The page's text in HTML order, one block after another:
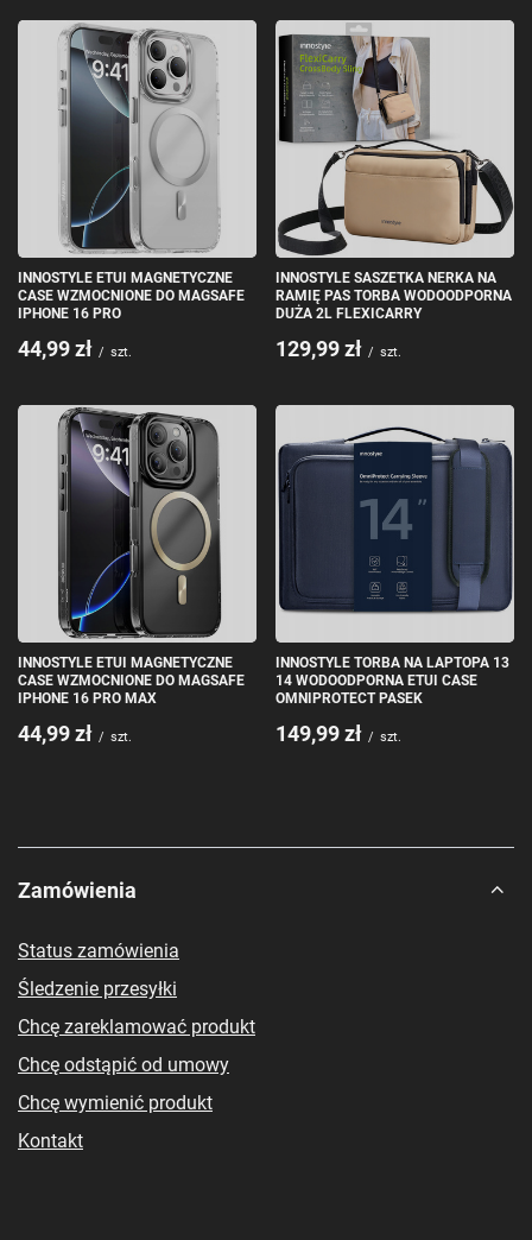
INNOSTYLE ETUI MAGNETYCZNE
CASE WZMOCNIONE DO MAGSAFE
IPHONE 16 PRO
44,99 zł / szt.
INNOSTYLE SASZETKA NERKA NA
RAMIĘ PAS TORBA WODOODPORNA
DUŻA 2L FLEXICARRY
129,99 zł / szt.
INNOSTYLE ETUI MAGNETYCZNE
CASE WZMOCNIONE DO MAGSAFE
IPHONE 16 PRO MAX
44,99 zł / szt.
INNOSTYLE TORBA NA LAPTOPA 13
14 WODOODPORNA ETUI CASE
OMNIPROTECT PASEK
149,99 zł / szt.
Zamówienia
Status zamówienia
Śledzenie przesyłki
Chcę zareklamować produkt
Chcę odstąpić od umowy
Chcę wymienić produkt
Kontakt